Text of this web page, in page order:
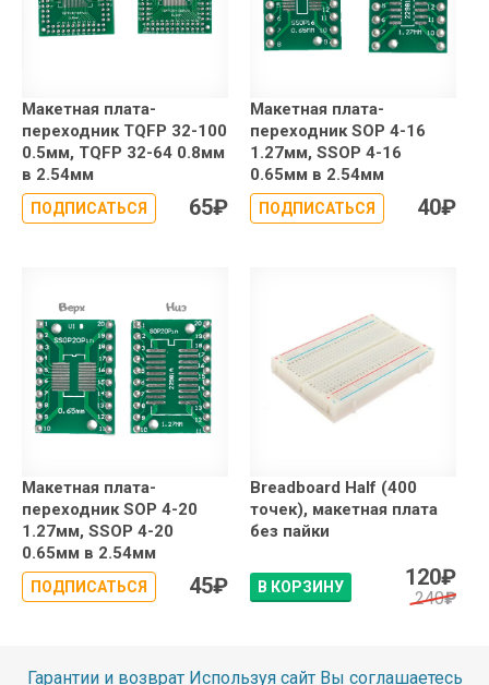
Макетная плата-
переходник TQFP 32-100
0.5мм, TQFP 32-64 0.8мм
в 2.54мм
ПОДПИСАТЬСЯ 65₽
Макетная плата-
переходник SOP 4-16
1.27мм, SSOP 4-16
0.65мм в 2.54мм
ПОДПИСАТЬСЯ 40₽
Макетная плата-
переходник SOP 4-20
1.27мм, SSOP 4-20
0.65мм в 2.54мм
ПОДПИСАТЬСЯ 45₽
Breadboard Half (400
точек), макетная плата
без пайки
В КОРЗИНУ 120₽
240₽
Гарантии и возврат Используя сайт Вы соглашаетесь